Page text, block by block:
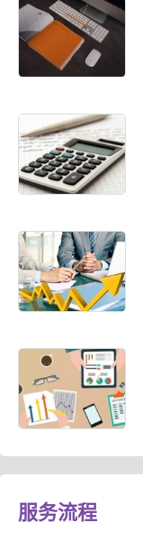
服务流程